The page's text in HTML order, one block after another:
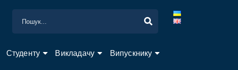
Студенту Викладачу Випускнику